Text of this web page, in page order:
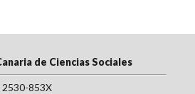
de Ciencias Sociales
2530-853X